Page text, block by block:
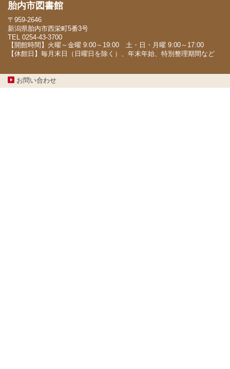
胎内市図書館
〒959-2646
新潟県胎内市西栄町5番3号
TEL 0254-43-3700
【開館時間】火曜～金曜 9:00～19:00 土・日・月曜 9:00～17:00
【休館日】毎月末日（日曜日を除く）、年末年始、特別整理期間など
お問い合わせ